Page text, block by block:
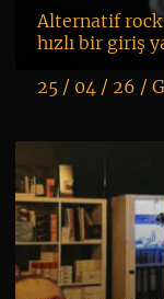
Alternatif rock
hızlı bir giriş
25 / 04 / 26 /